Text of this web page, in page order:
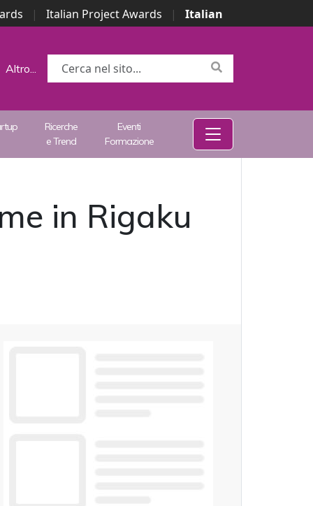
| Italian Project Awards |
Italian
Altro...
Ricerche
e Trend
Eventi
Formazione
in Rigaku